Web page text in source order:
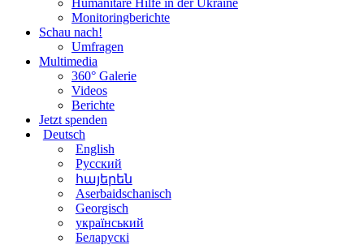
Humanitäre Hilfe in der Ukraine
Monitoringberichte
Schau nach!
Umfragen
Multimedia
360° Galerie
Videos
Berichte
Jetzt spenden
Deutsch
English
Русский
հայերեն
Aserbaidschanisch
Georgisch
український
Беларускі